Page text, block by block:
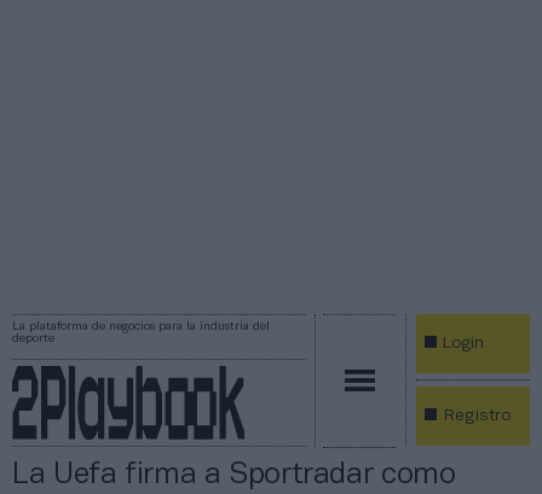
La plataforma de negocios para la industria del
deporte
Login
Registro
La Uefa firma a Sportradar como